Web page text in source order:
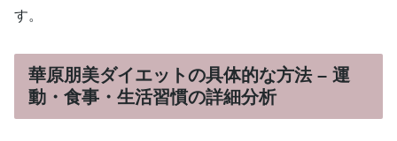
す。
華原朋美ダイエットの具体的な方法 – 運
動・食事・生活習慣の詳細分析